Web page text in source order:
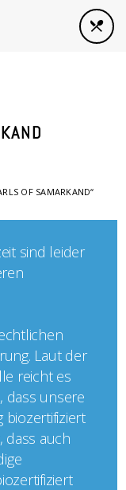
OF SAMARKAND“
sind leider
Laut der
reicht es
dass unsere
biozertifiziert
dass auch